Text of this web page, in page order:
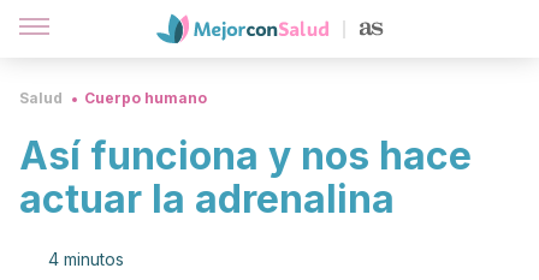
Salud Cuerpo humano
Así funciona y nos hace
actuar la adrenalina
4 minutos